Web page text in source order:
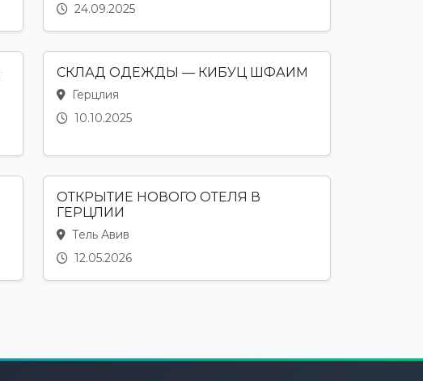
24.09.2025
СКЛАД ОДЕЖДЫ — КИБУЦ ШФАИМ
Герцлия
10.10.2025
ОТКРЫТИЕ НОВОГО ОТЕЛЯ В
ГЕРЦЛИИ
Тель Авив
12.05.2026